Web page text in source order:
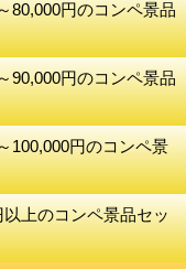
80,000円のコンペ景品
90,000円のコンペ景品
100,000円のコンペ景
以上のコンペ景品セッ